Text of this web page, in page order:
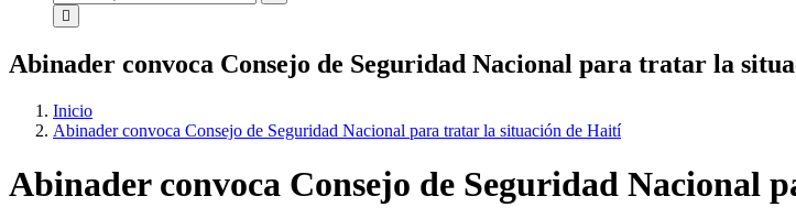
Abinader convoca Consejo de Seguridad Nacional para tratar la
Inicio
Abinader convoca Consejo de Seguridad Nacional para tratar la situación de Haití
Abinader convoca Consejo de Seguridad Nacional